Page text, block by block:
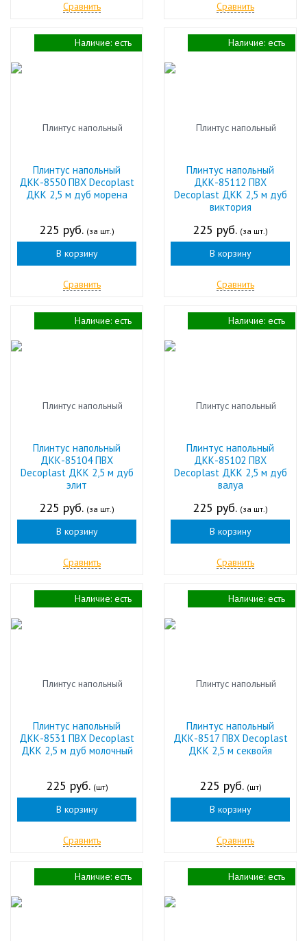
Сравнить Сравнить
Плинтус напольный
ДКК-8550 ПВХ Decoplast
ДКК 2,5 м дуб морена
225 руб. (за шт.)
В корзину
Сравнить
Наличие: есть
Плинтус напольный
ДКК-85112 ПВХ
Decoplast ДКК 2,5 м дуб
виктория
225 руб. (за шт.)
В корзину
Сравнить
Наличие: есть
Плинтус напольный
ДКК-85104 ПВХ
Decoplast ДКК 2,5 м дуб
элит
225 руб. (за шт.)
В корзину
Сравнить
Наличие: есть
Плинтус напольный
ДКК-85102 ПВХ
Decoplast ДКК 2,5 м дуб
валуа
225 руб. (за шт.)
В корзину
Сравнить
Наличие: есть
Плинтус напольный
ДКК-8531 ПВХ Decoplast
ДКК 2,5 м дуб молочный
225 руб. (шт)
В корзину
Сравнить
Наличие: есть
Плинтус напольный
ДКК-8517 ПВХ Decoplast
ДКК 2,5 м секвойя
225 руб. (шт)
В корзину
Сравнить
Наличие: есть
Наличие: есть Наличие: есть